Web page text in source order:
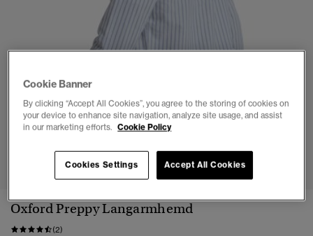
1 2 3 4 5 6 7
Oxford Preppy Langarmhemd
(2)
Cookie Banner
By clicking “Accept All Cookies”, you agree to the storing of cookies on
your device to enhance site navigation, analyze site usage, and assist
in our marketing efforts. Cookie Policy
Accept All Cookies
Cookies Settings